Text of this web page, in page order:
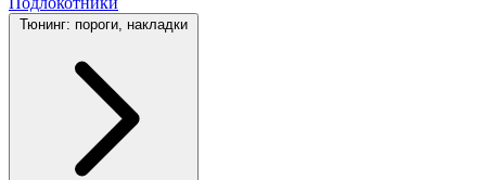
Тюнинг: пороги, накладки